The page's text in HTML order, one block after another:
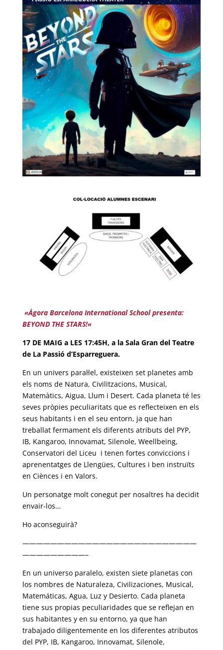
«Àgora Barcelona International School presenta:
BEYOND THE STARS!«
17 DE MAIG a LES 17:45H, a la Sala Gran del Teatre
de La Passió d’Esparreguera.
En un univers paral·lel, existeixen set planetes amb
els noms de Natura, Civilitzacions, Musical,
Matemàtics, Aigua, Llum i Desert. Cada planeta té les
seves pròpies peculiaritats que es reflecteixen en els
seus habitants i en el seu entorn, ja que han
treballat fermament els diferents atributs del PYP,
IB, Kangaroo, Innovamat, Silenole, Weellbeing,
Conservatori del Liceu i tenen fortes conviccions i
aprenentatges de Llengües, Cultures i ben instruïts
en Ciènces i en Valors.
Un personatge molt conegut per nosaltres ha decidit
envair-los…
Ho aconseguirà?
—————————————————————————
—————————–
En un universo paralelo, existen siete planetas con
los nombres de Naturaleza, Civilizaciones, Musical,
Matemáticas, Agua, Luz y Desierto. Cada planeta
tiene sus propias peculiaridades que se reflejan en
sus habitantes y en su entorno, ya que han
trabajado diligentemente en los diferentes atributos
del PYP, IB, Kangaroo, Innovamat, Silenole,